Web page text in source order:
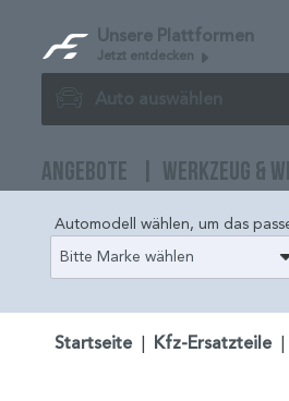
Unsere Plattformen
Jetzt entdecken
Auto auswählen
ANGEBOTE WERKZEUG &
Automodell wählen, um das
Bitte Marke wählen
Startseite Kfz-Ersatzteile